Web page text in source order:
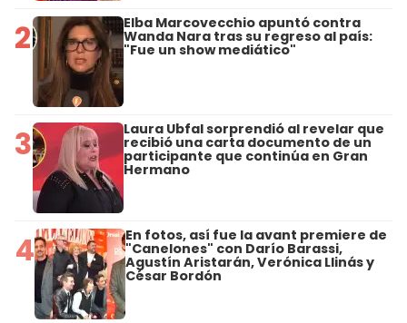
2 Elba Marcovecchio apuntó contra
Wanda Nara tras su regreso al país:
"Fue un show mediático"
3 Laura Ubfal sorprendió al revelar que
recibió una carta documento de un
participante que continúa en Gran
Hermano
4 En fotos, así fue la avant premiere de
"Canelones" con Darío Barassi,
Agustín Aristarán, Verónica Llinás y
César Bordón